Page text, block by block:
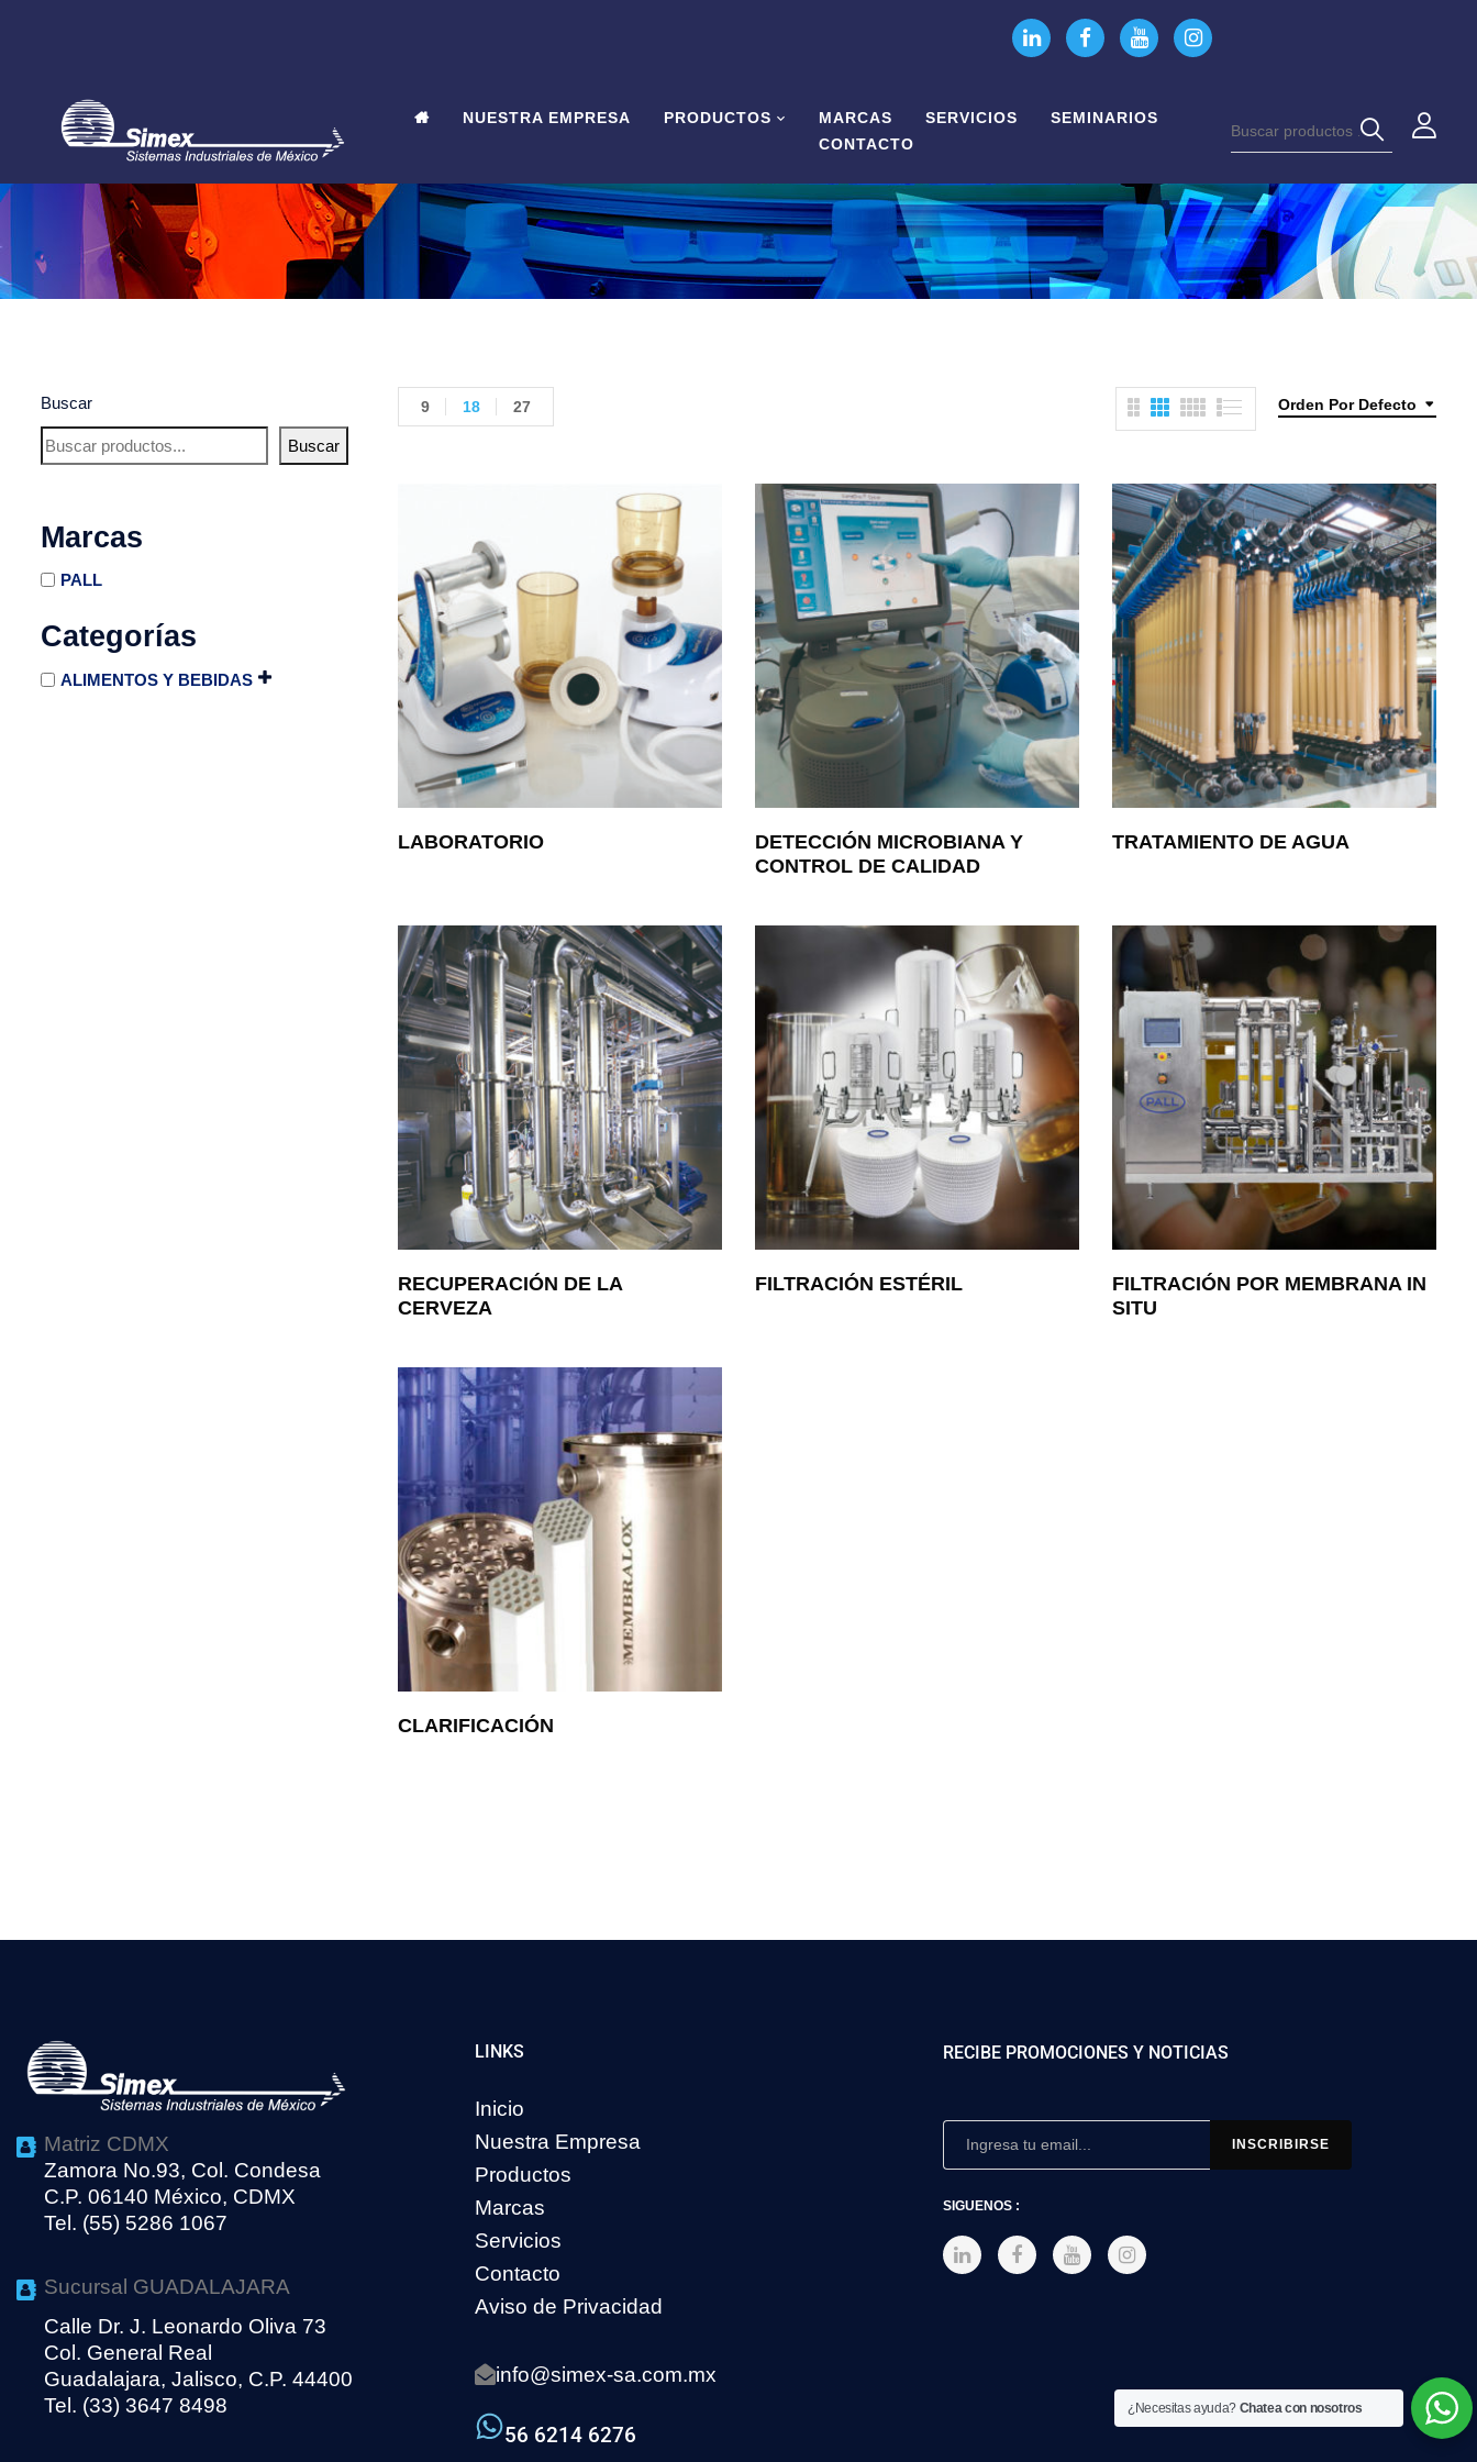
NUESTRA EMPRESA PRODUCTOS MARCAS SERVICIOS
SEMINARIOS
CONTACTO
Buscar
Buscar
Marcas
PALL
Categorías
ALIMENTOS Y BEBIDAS
Orden Por Defecto
9 18 27
LABORATORIO
DETECCIÓN MICROBIANA Y
CONTROL DE CALIDAD
TRATAMIENTO DE AGUA
RECUPERACIÓN DE LA
CERVEZA
FILTRACIÓN ESTÉRIL
FILTRACIÓN POR MEMBRANA IN
SITU
CLARIFICACIÓN
Matriz CDMX
Zamora No.93, Col. Condesa
C.P. 06140 México, CDMX
Tel. (55) 5286 1067
Sucursal GUADALAJARA
Calle Dr. J. Leonardo Oliva 73
Col. General Real
Guadalajara, Jalisco, C.P. 44400
Tel. (33) 3647 8498
LINKS
Inicio
Nuestra Empresa
Productos
Marcas
Servicios
Contacto
Aviso de Privacidad
info@simex-sa.com.mx
56 6214 6276
RECIBE PROMOCIONES Y NOTICIAS
SIGUENOS :
¿Necesitas ayuda? Chatea con nosotros